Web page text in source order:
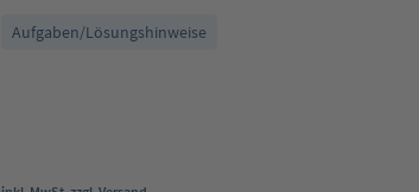
Aufgaben/Lösungshinweise